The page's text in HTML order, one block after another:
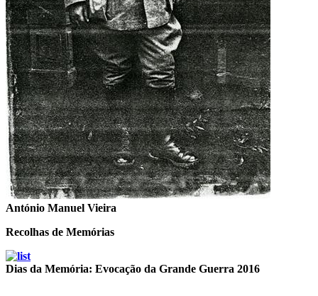
António Manuel Vieira
Recolhas de Memórias
Dias da Memória: Evocação da Grande Guerra 2016